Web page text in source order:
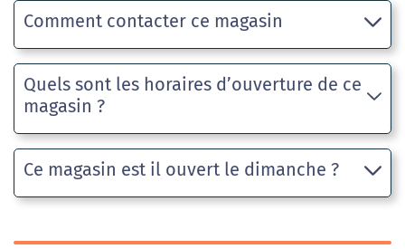
Comment contacter ce magasin
Quels sont les horaires d’ouverture de ce
magasin ?
Ce magasin est il ouvert le dimanche ?